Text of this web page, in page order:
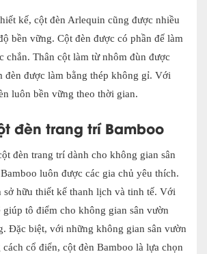
kế, cột đèn Arlequin cũng được nhiều
bền vững. Cột đèn được có phần đế làm
chắn. Thân cột làm từ nhôm đùn được
đèn được làm bằng thép không gỉ. Với
luôn bền vững theo thời gian.
đèn trang trí Bamboo
đèn trang trí dành cho không gian sân
luôn được các gia chủ yêu thích.
sở hữu thiết kế thanh lịch và tinh tế. Với
giúp tô điểm cho không gian sân vườn
Đặc biệt, với những không gian sân vườn
cổ điển, cột đèn Bamboo là lựa chọn